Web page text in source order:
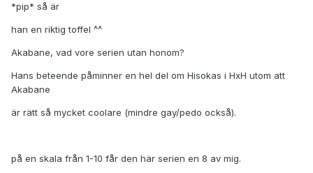
*pip* så är
han en riktig toffel ^^
Akabane, vad vore serien utan honom?
Hans beteende påminner en hel del om Hisokas i HxH utom att
Akabane
är rätt så mycket coolare (mindre gay/pedo också).
på en skala från 1-10 får den här serien en 8 av mig.